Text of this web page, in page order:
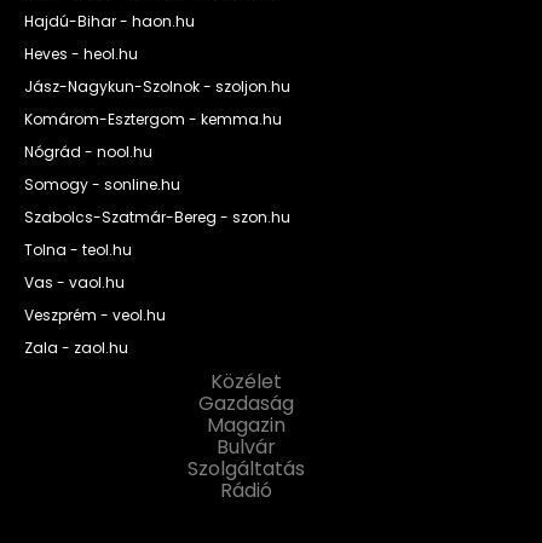
Hajdú-Bihar - haon.hu
Heves - heol.hu
Jász-Nagykun-Szolnok - szoljon.hu
Komárom-Esztergom - kemma.hu
Nógrád - nool.hu
Somogy - sonline.hu
Szabolcs-Szatmár-Bereg - szon.hu
Tolna - teol.hu
Vas - vaol.hu
Veszprém - veol.hu
Zala - zaol.hu
Közélet
Gazdaság
Magazin
Bulvár
Szolgáltatás
Rádió